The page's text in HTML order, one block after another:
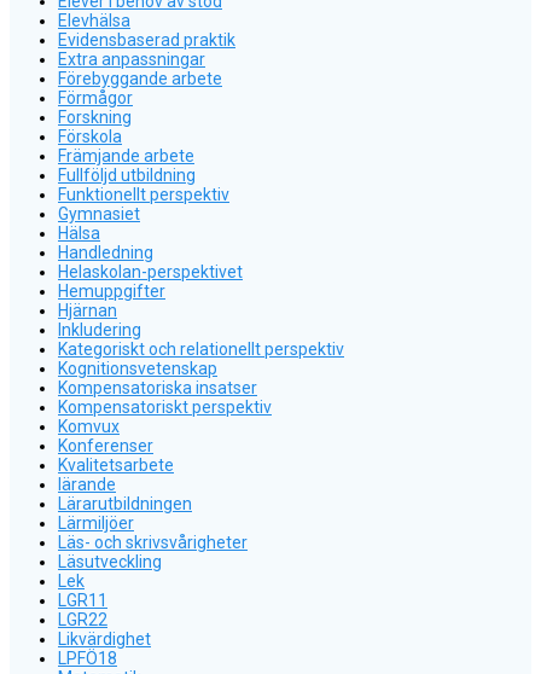
Elevhälsa
Evidensbaserad praktik
Extra anpassningar
Förebyggande arbete
Förmågor
Forskning
Förskola
Främjande arbete
Fullföljd utbildning
Funktionellt perspektiv
Gymnasiet
Hälsa
Handledning
Helaskolan-perspektivet
Hemuppgifter
Hjärnan
Inkludering
Kategoriskt och relationellt perspektiv
Kognitionsvetenskap
Kompensatoriska insatser
Kompensatoriskt perspektiv
Komvux
Konferenser
Kvalitetsarbete
lärande
Lärarutbildningen
Lärmiljöer
Läs- och skrivsvårigheter
Läsutveckling
Lek
LGR11
LGR22
Likvärdighet
LPFÖ18